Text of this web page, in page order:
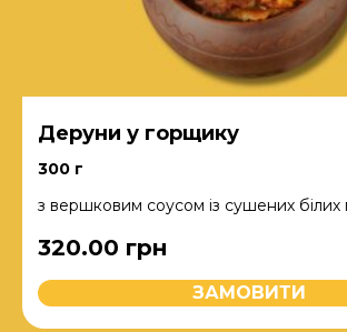
Деруни у горщику
300 г
з вершковим соусом із сушених білих
320.00 грн
ЗАМОВИТИ